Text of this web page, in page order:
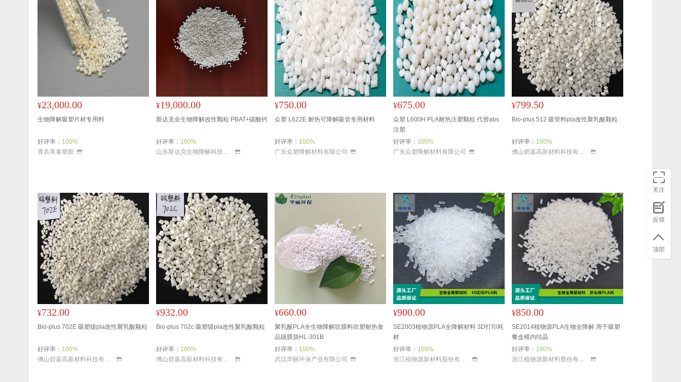
¥23,000.00
生物降解吸塑片材专用料
好评率： 100%
青岛美泰塑胶
¥19,000.00
斯达克全生物降解改性颗粒 PBAT+碳酸钙
好评率： 100%
山东斯达克生物降解科技有限公司
¥750.00
众塑 L622E 耐热可降解吸管专用材料
好评率： 100%
广东众塑降解材料有限公司
¥675.00
众塑 L600H PLA耐热注塑颗粒 代替abs
注塑
好评率： 100%
广东众塑降解材料有限公司
¥799.50
Bio-plus 512 吸管料pla改性聚乳酸颗粒
好评率： 100%
佛山碧嘉高新材料科技有限公司
¥732.00
Bio-plus 702E 吸塑级pla改性聚乳酸颗粒
好评率： 100%
佛山碧嘉高新材料科技有限公司
¥932.00
Bio-plus 702c 吸塑级pla改性聚乳酸颗粒
好评率： 100%
佛山碧嘉高新材料科技有限公司
¥660.00
聚乳酸PLA全生物降解吹膜料吹塑耐热食
品级膜袋HL-301B
好评率： 100%
武汉华丽环保产业有限公司
¥900.00
SE2003植物源PLA全降解材料 3D打印耗
材
好评率： 100%
浙江植物源新材料股份有限公司
¥850.00
SE2014植物源PLA生物全降解 用于吸塑
餐盒模内结晶
好评率： 100%
浙江植物源新材料股份有限公司
关注
反馈
顶部